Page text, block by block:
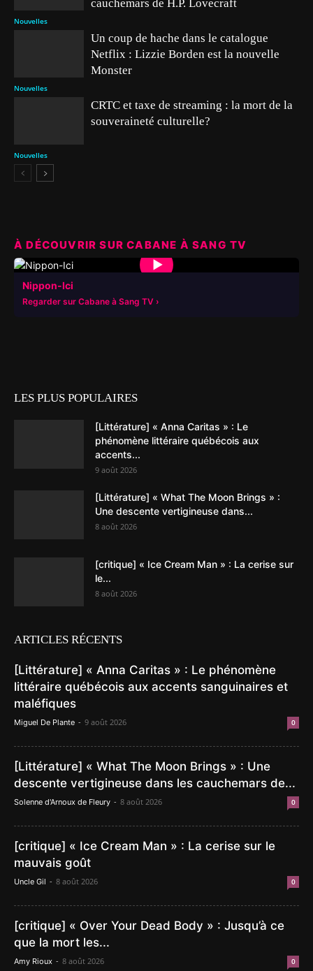
Nouvelles
cauchemars de H.P. Lovecraft
Nouvelles
Un coup de hache dans le catalogue
Netflix : Lizzie Borden est la nouvelle
Monster
Nouvelles
CRTC et taxe de streaming : la mort de la
souveraineté culturelle?
À DÉCOUVRIR SUR CABANE À SANG TV
▶
Nippon-Ici
Regarder sur Cabane à Sang TV
LES PLUS POPULAIRES
[Littérature] « Anna Caritas » : Le
phénomène littéraire québécois aux
accents...
9 août 2026
[Littérature] « What The Moon Brings » :
Une descente vertigineuse dans...
8 août 2026
[critique] « Ice Cream Man » : La cerise sur
le...
8 août 2026
ARTICLES RÉCENTS
[Littérature] « Anna Caritas » : Le phénomène
littéraire québécois aux accents sanguinaires et
maléfiques
Miguel De Plante - 9 août 2026 0
[Littérature] « What The Moon Brings » : Une
descente vertigineuse dans les cauchemars de...
Solenne d'Arnoux de Fleury - 8 août 2026 0
[critique] « Ice Cream Man » : La cerise sur le
mauvais goût
Uncle Gil - 8 août 2026 0
[critique] « Over Your Dead Body » : Jusqu’à ce
que la mort les...
Amy Rioux - 8 août 2026 0